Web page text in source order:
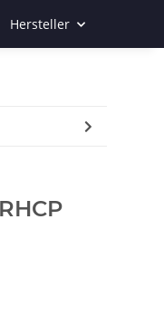
Hersteller